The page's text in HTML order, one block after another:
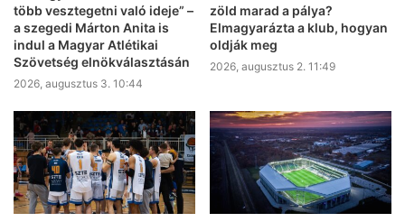
több vesztegetni való ideje” –
a szegedi Márton Anita is
indul a Magyar Atlétikai
Szövetség elnökválasztásán
2026, augusztus 3. 10:44
zöld marad a pálya?
Elmagyarázta a klub, hogyan
oldják meg
2026, augusztus 2. 11:49